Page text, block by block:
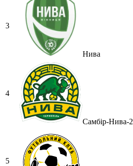
3
Нива
4
Самбір-Нива-2
5